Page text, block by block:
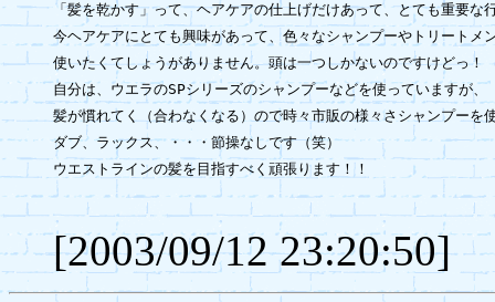
「髪を乾かす」って、ヘアケアの仕上げだけあって、とても重要な
今ヘアケアにとても興味があって、色々なシャンプーやトリートメ
使いたくてしょうがありません。頭は一つしかないのですけどっ！
自分は、ウエラのSPシリーズのシャンプーなどを使っていますが、
髪が慣れてく（合わなくなる）ので時々市販の様々さシャンプーを
ダブ、ラックス、・・・節操なしです（笑）
ウエストラインの髪を目指すべく頑張ります！！
[2003/09/12 23:20:50]